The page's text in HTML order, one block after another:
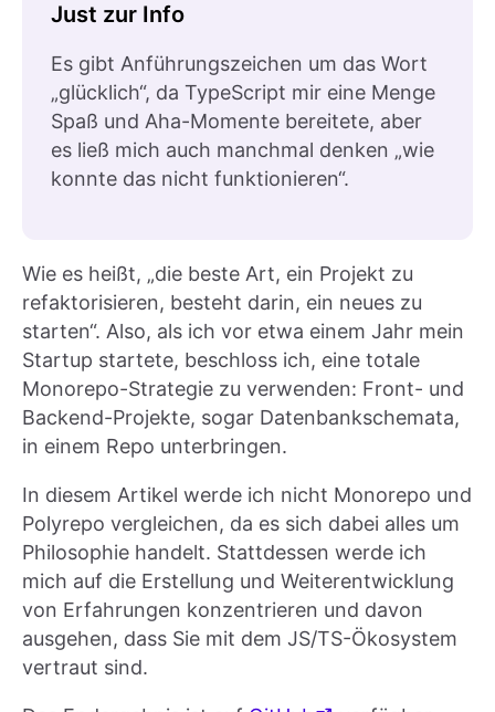
Just zur Info
Es gibt Anführungszeichen um das Wort
„glücklich“, da TypeScript mir eine Menge
Spaß und Aha-Momente bereitete, aber
es ließ mich auch manchmal denken „wie
konnte das nicht funktionieren“.
Wie es heißt, „die beste Art, ein Projekt zu
refaktorisieren, besteht darin, ein neues zu
starten“. Also, als ich vor etwa einem Jahr mein
Startup startete, beschloss ich, eine totale
Monorepo-Strategie zu verwenden: Front- und
Backend-Projekte, sogar Datenbankschemata,
in einem Repo unterbringen.
In diesem Artikel werde ich nicht Monorepo und
Polyrepo vergleichen, da es sich dabei alles um
Philosophie handelt. Stattdessen werde ich
mich auf die Erstellung und Weiterentwicklung
von Erfahrungen konzentrieren und davon
ausgehen, dass Sie mit dem JS/TS-Ökosystem
vertraut sind.